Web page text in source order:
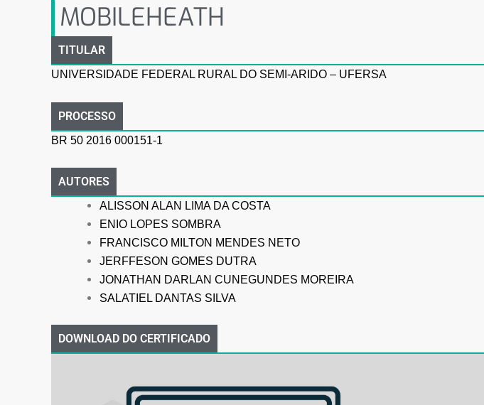
MOBILEHEATH
TITULAR
UNIVERSIDADE FEDERAL RURAL DO SEMI-ARIDO – UFERSA
PROCESSO
BR 50 2016 000151-1
AUTORES
ALISSON ALAN LIMA DA COSTA
ENIO LOPES SOMBRA
FRANCISCO MILTON MENDES NETO
JERFFESON GOMES DUTRA
JONATHAN DARLAN CUNEGUNDES MOREIRA
SALATIEL DANTAS SILVA
DOWNLOAD DO CERTIFICADO